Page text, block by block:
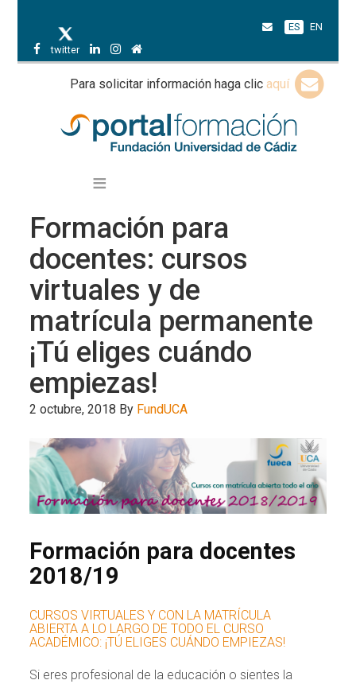
twitter
ES EN
Para solicitar información haga clic aquí
Formación para
docentes: cursos
virtuales y de
matrícula permanente
¡Tú eliges cuándo
empiezas!
2 octubre, 2018 By FundUCA
Formación para docentes
2018/19
CURSOS VIRTUALES Y CON LA MATRÍCULA
ABIERTA A LO LARGO DE TODO EL CURSO
ACADÉMICO: ¡TÚ ELIGES CUÁNDO EMPIEZAS!
Si eres profesional de la educación o sientes la